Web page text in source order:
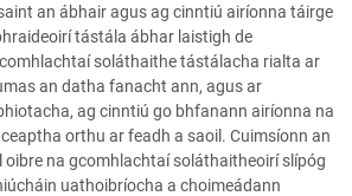
an ábhair agus ag cinntiú airíonna táirge
tástála ábhar laistigh de
soláthaithe tástálacha rialta ar
an datha fanacht ann, agus ar
ag cinntiú go bhfanann airíonna na
orthu ar feadh a saoil. Cuimsíonn an
na gcomhlachtaí soláthaitheoirí slípóg
uathoibríocha a choimeádann